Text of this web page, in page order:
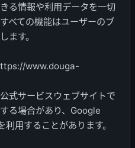
る情報や利用データを一切
べての機能はユーザーのブ
ます。
www.douga-
式サービスウェブサイトで
る場合があり、Google
用することがあります。